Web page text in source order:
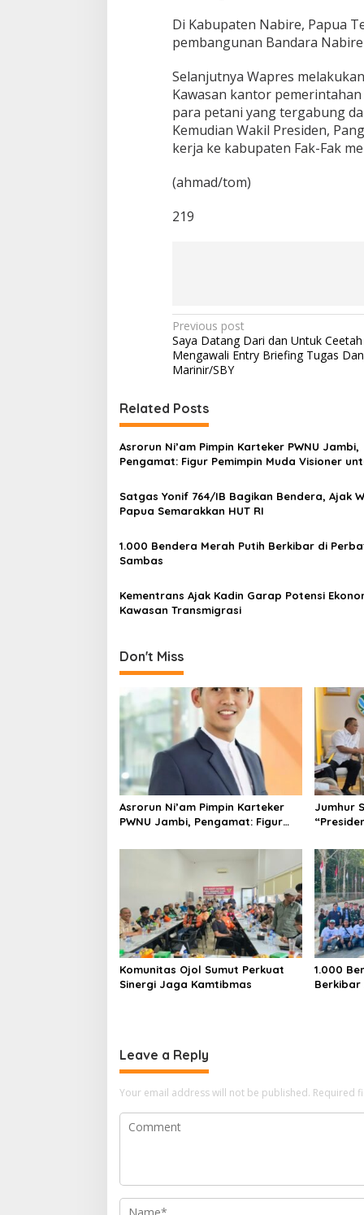
Di Kabupaten Nabire, Papua
pembangunan Bandara
Selanjutnya Wapres
Kawasan kantor
para petani yang tergabung
Kemudian Wakil Presiden,
kerja ke kabupaten Fak-Fak
(ahmad/tom)
219
P
o
s
t
n
a
v
i
g
a
t
o
Previous post
Saya Datang Dari dan Untuk
Mengawali Entry Briefing Tugas
Marinir/SBY
Related Posts
Asrorun Ni’am Pimpin Karteker PWNU Jambi,
Pengamat: Figur Pemimpin Muda Visioner
Satgas Yonif 764/IB Bagikan Bendera, Ajak
Papua Semarakkan HUT RI
1.000 Bendera Merah Putih Berkibar di
Sambas
Kementrans Ajak Kadin Garap Potensi
Kawasan Transmigrasi
Don't Miss
Asrorun Ni’am Pimpin Karteker
PWNU Jambi, Pengamat: Figur
Abad Kedua NU
Jumhur
Komunitas Ojol Sumut Perkuat
Sinergi Jaga Kamtibmas
1.000
Berkibar
Leave a Reply
Your email address will not be published. Required